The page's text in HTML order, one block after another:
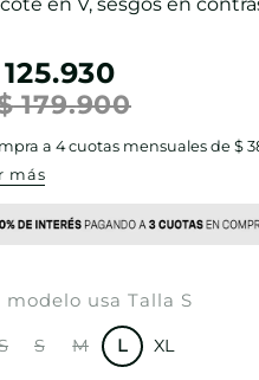
125.930
179.900
a 4cuotas mensuales de $
más
modelo usa Talla S
S M L XL